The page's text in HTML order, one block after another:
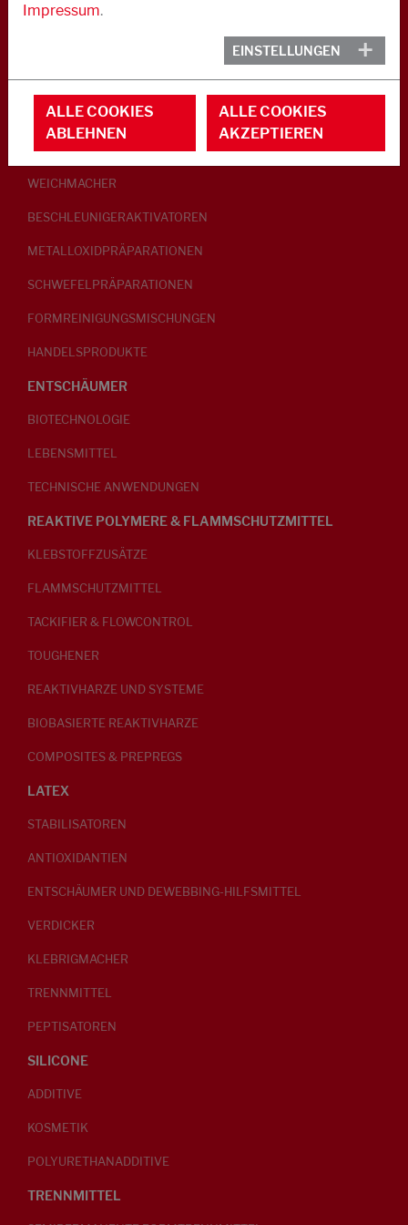
GLEITMITTEL
PEPTISATOREN
KLEBRIGMACHER / HOMOGENISATOREN
WEICHMACHER
BESCHLEUNIGERAKTIVATOREN
METALLOXIDPRÄPARATIONEN
SCHWEFELPRÄPARATIONEN
FORMREINIGUNGSMISCHUNGEN
HANDELSPRODUKTE
ENTSCHÄUMER
BIOTECHNOLOGIE
LEBENSMITTEL
TECHNISCHE ANWENDUNGEN
REAKTIVE POLYMERE & FLAMMSCHUTZMITTEL
KLEBSTOFFZUSÄTZE
FLAMMSCHUTZMITTEL
TACKIFIER & FLOWCONTROL
TOUGHENER
REAKTIVHARZE UND SYSTEME
BIOBASIERTE REAKTIVHARZE
COMPOSITES & PREPREGS
LATEX
STABILISATOREN
ANTIOXIDANTIEN
ENTSCHÄUMER UND DEWEBBING-HILFSMITTEL
VERDICKER
KLEBRIGMACHER
TRENNMITTEL
PEPTISATOREN
SILICONE
ADDITIVE
KOSMETIK
POLYURETHANADDITIVE
TRENNMITTEL
Impressum.
EINSTELLUNGEN
ALLE COOKIES
ABLEHNEN
ALLE COOKIES
AKZEPTIEREN